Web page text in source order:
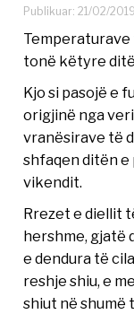
Publikuar: 21/02/
tonë këtyre
Kjo si pasojë e
origjinë nga
vranësirave të
shfaqen ditën e
vikendit.
Rrezet e diellit
hershme, gjatë
e dendura të
reshje shiu, e
shiut në